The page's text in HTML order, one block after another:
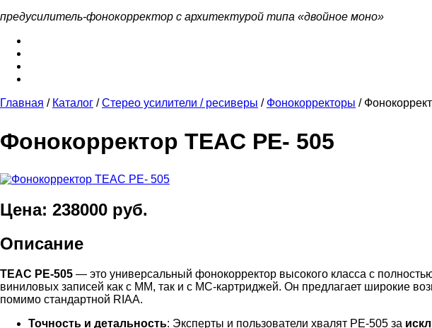
предусилитель-фонокорректор с архитектурой типа «двойное моно»
Главная / Каталог /Стерео усилители / ресиверы / Фонокорректоры /
Фонокорректор TEAC PE- 505
Цена: 238000 руб.
Описание
TEAC PE-505 — это универсальный фонокорректор высокого класса с
виниловых записей как с MM, так и с MC-картриджей. Он предлагает широкие
помимо стандартной RIAA.
Точность и детальность: Эксперты и пользователи хвалят PE-505 за